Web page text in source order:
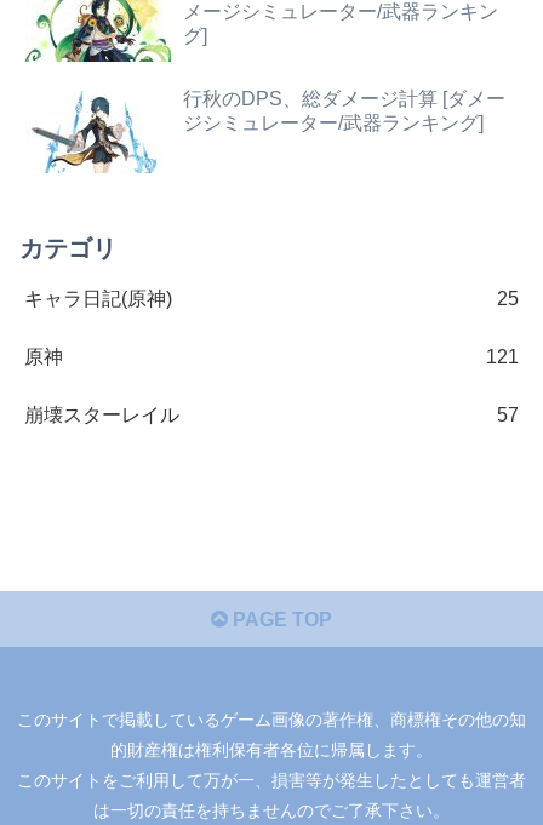
メージシミュレーター/武器ランキン
グ]
行秋のDPS、総ダメージ計算 [ダメー
ジシミュレーター/武器ランキング]
カテゴリ
キャラ日記(原神) 25
原神 121
崩壊スターレイル 57
PAGE TOP
このサイトで掲載しているゲーム画像の著作権、商標権その他の知
的財産権は権利保有者各位に帰属します。
このサイトをご利用して万が一、損害等が発生したとしても運営者
は一切の責任を持ちませんのでご了承下さい。